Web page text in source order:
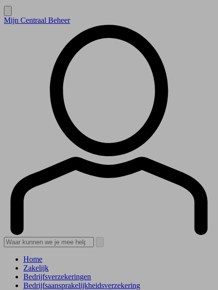
Mijn Centraal Beheer
Home
Zakelijk
Bedrijfsverzekeringen
Bedrijfsaansprakelijkheidsverzekering